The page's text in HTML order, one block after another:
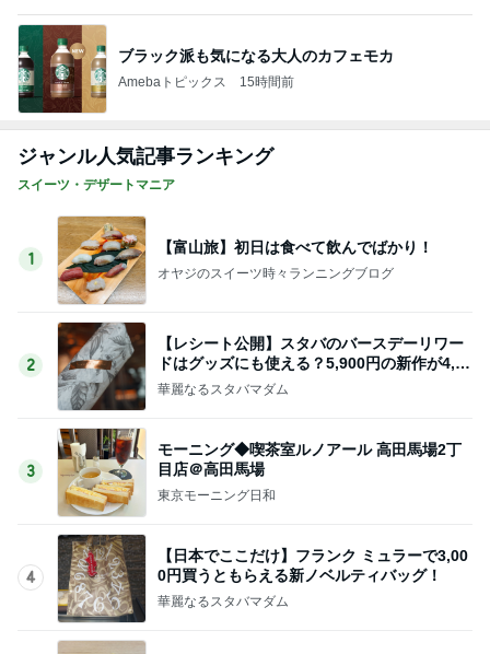
ブラック派も気になる大人のカフェモカ
Amebaトピックス 15時間前
ジャンル人気記事ランキング
スイーツ・デザートマニア
1
【富山旅】初日は食べて飲んでばかり！
オヤジのスイーツ時々ランニングブログ
2
【レシート公開】スタバのバースデーリワー
ドはグッズにも使える？5,900円の新作が4,88
1円に
華麗なるスタバマダム
3
モーニング◆喫茶室ルノアール 高田馬場2丁
目店＠高田馬場
東京モーニング日和
4
【日本でここだけ】フランク ミュラーで3,00
0円買うともらえる新ノベルティバッグ！
華麗なるスタバマダム